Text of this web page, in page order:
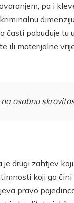
pa i
časti pobuđuje tu
ili materijalne
osobnu
drugi zahtjev
koji ga
pravo